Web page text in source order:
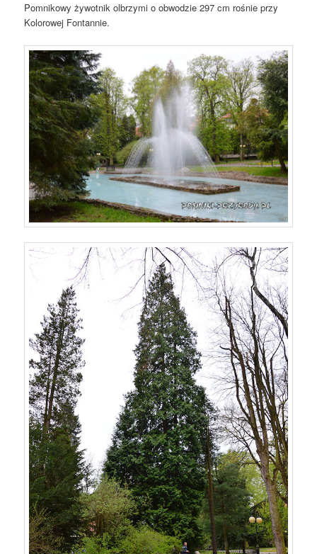
Pomnikowy żywotnik olbrzymi o obwodzie 297 cm rośnie przy
Kolorowej Fontannie.